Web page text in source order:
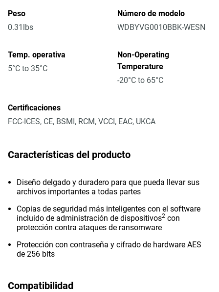
Peso
0.31lbs
Número de modelo
WDBYVG0010BBK-WESN
Temp. operativa
5°C to 35°C
Non-Operating
Temperature
-20°C to 65°C
Certificaciones
FCC-ICES, CE, BSMI, RCM, VCCI, EAC, UKCA
Características del producto
Diseño delgado y duradero para que pueda llevar sus
archivos importantes a todas partes
Copias de seguridad más inteligentes con el software
incluido de administración de dispositivos2 con
protección contra ataques de ransomware
Protección con contraseña y cifrado de hardware AES
de 256 bits
Compatibilidad